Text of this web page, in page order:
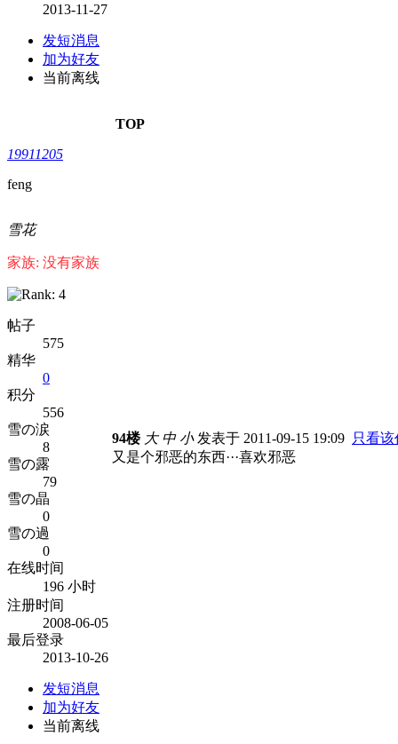
2013-11-27
发短消息
加为好友
当前离线
TOP
19911205
feng
雪花
家族: 没有家族
帖子
575
精华
0
积分
556
雪の涙
8
雪の露
79
雪の晶
0
雪の過
0
在线时间
196 小时
注册时间
2008-06-05
最后登录
2013-10-26
发短消息
加为好友
当前离线
94楼 大 中 小发表于 2011-09-15 19:09 只看该
又是个邪恶的东西···喜欢邪恶